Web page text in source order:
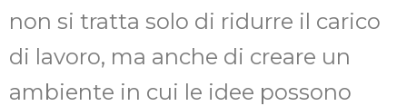
non si tratta solo di ridurre il carico
di lavoro, ma anche di creare un
ambiente in cui le idee possono